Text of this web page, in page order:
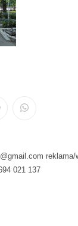
reklama/
021 137